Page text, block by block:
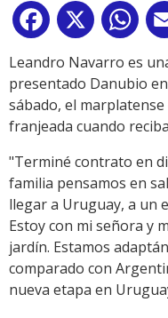
Facebook
X
Leandro Navarro es
presentado Danubio
sábado, el
franjeada cuando
"Terminé contrato en
familia pensamos en
llegar a Uruguay, a un
Estoy con mi señora y
jardín. Estamos
comparado con
nueva etapa en